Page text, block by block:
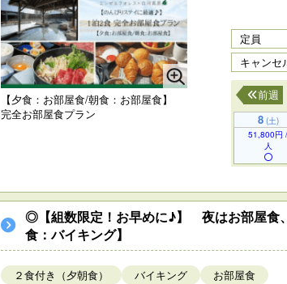
【夕食：お部屋食/朝食：お部屋食】
完全お部屋食プラン
定員
キャンセ
前週
8 (土)
51,800円 /
人
◎【組数限定！お早めに♪】 夜はお部屋食
食：バイキング】
２食付き（夕朝食） バイキング お部屋食